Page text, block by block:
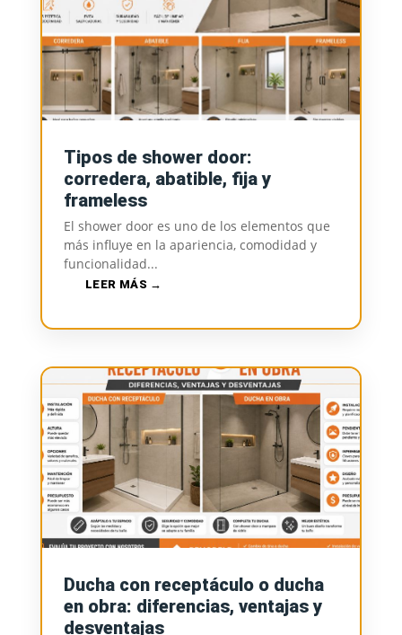
Tipos de shower door:
corredera, abatible, fija y
frameless
El shower door es uno de los elementos que
más influye en la apariencia, comodidad y
funcionalidad...
LEER MÁS
Ducha con receptáculo o ducha
en obra: diferencias, ventajas y
desventajas